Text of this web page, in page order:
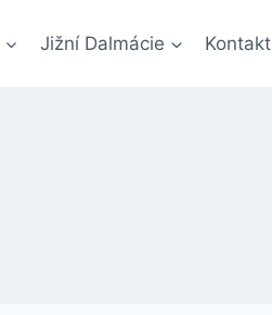
Jižní Dalmácie Kontakt